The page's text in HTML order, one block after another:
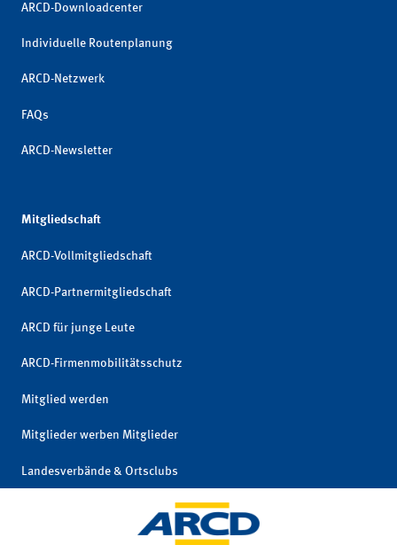
ARCD-Downloadcenter
Individuelle Routenplanung
ARCD-Netzwerk
FAQs
ARCD-Newsletter
Mitgliedschaft
ARCD-Vollmitgliedschaft
ARCD-Partnermitgliedschaft
ARCD für junge Leute
ARCD-Firmenmobilitätsschutz
Mitglied werden
Mitglieder werben Mitglieder
Landesverbände & Ortsclubs